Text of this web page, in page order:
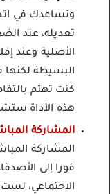
وتساعدك في
تعديله، عند
الأصلية وعند
البسيطة لكنها
كنت تهتم
هذه الأداة
المشاركة
المشاركة
فورا إلى
الاجتماعي،